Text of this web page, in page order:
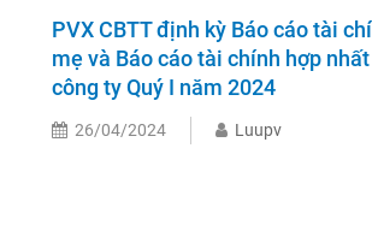
PVX CBTT định kỳ Báo cáo tài
mẹ và Báo cáo tài chính hợp
công ty Quý I năm 2024
26/04/2024 Luupv